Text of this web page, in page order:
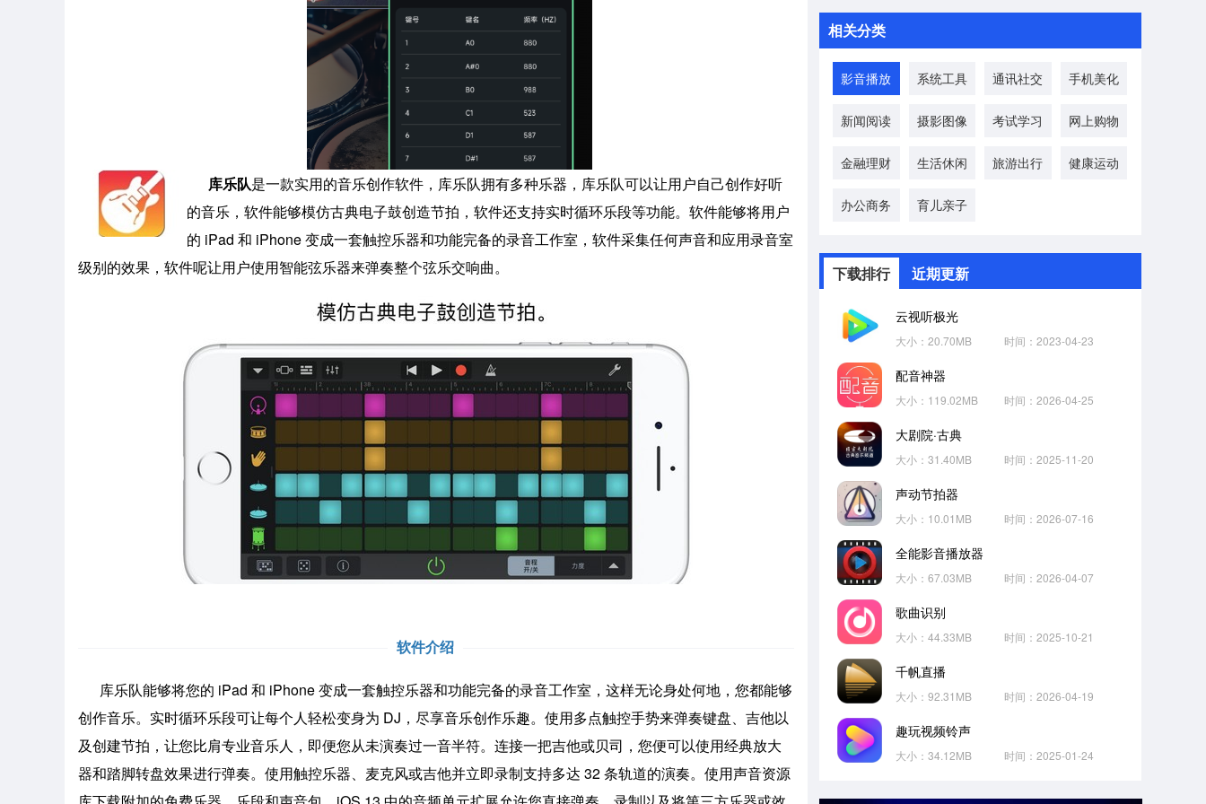
库乐队是一款实用的音乐创作软件，库乐队拥有多种乐器，库乐队可以让用户自己创作好听
的音乐，软件能够模仿古典电子鼓创造节拍，软件还支持实时循环乐段等功能。软件能够将用户
的 iPad 和 iPhone 变成一套触控乐器和功能完备的录音工作室，软件采集任何声音和应用录音室
级别的效果，软件呢让用户使用智能弦乐器来弹奏整个弦乐交响曲。
软件介绍
库乐队能够将您的 iPad 和 iPhone 变成一套触控乐器和功能完备的录音工作室，这样无论身处何地，您都能够
创作音乐。实时循环乐段可让每个人轻松变身为 DJ，尽享音乐创作乐趣。使用多点触控手势来弹奏键盘、吉他以
及创建节拍，让您比肩专业音乐人，即便您从未演奏过一音半符。连接一把吉他或贝司，您便可以使用经典放大
器和踏脚转盘效果进行弹奏。使用触控乐器、麦克风或吉他并立即录制支持多达 32 条轨道的演奏。使用声音资源
相关分类
影音播放 系统工具 通讯社交 手机美化
新闻阅读 摄影图像 考试学习 网上购物
金融理财 生活休闲 旅游出行 健康运动
办公商务 育儿亲子
下载排行 近期更新
云视听极光
大小：20.70MB 时间：2023-04-23
配音神器
大小：119.02MB 时间：2026-04-25
大剧院·古典
大小：31.40MB 时间：2025-11-20
声动节拍器
大小：10.01MB 时间：2026-07-16
全能影音播放器
大小：67.03MB 时间：2026-04-07
歌曲识别
大小：44.33MB 时间：2025-10-21
千帆直播
大小：92.31MB 时间：2026-04-19
趣玩视频铃声
大小：34.12MB 时间：2025-01-24